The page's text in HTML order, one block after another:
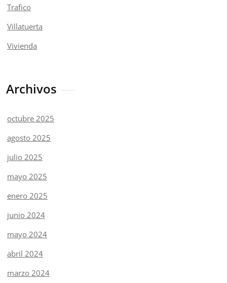
Trafico
Villatuerta
Vivienda
Archivos
octubre 2025
agosto 2025
julio 2025
mayo 2025
enero 2025
junio 2024
mayo 2024
abril 2024
marzo 2024